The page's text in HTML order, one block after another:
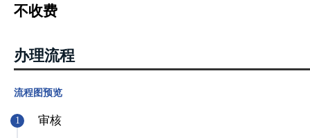
不收费
办理流程
流程图预览
1 审核